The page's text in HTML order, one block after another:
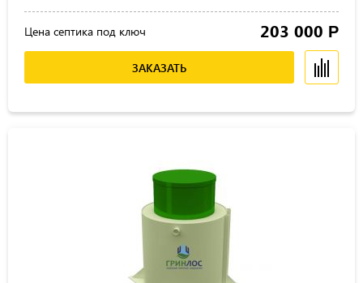
Цена септика под ключ 203 000 Р
ЗАКАЗАТЬ